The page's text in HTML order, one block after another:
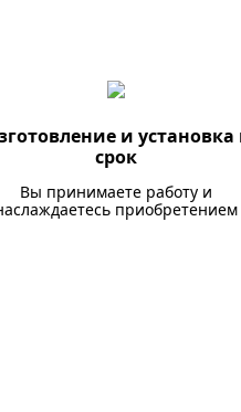
и установка
срок
Вы принимаете работу и
приобретением